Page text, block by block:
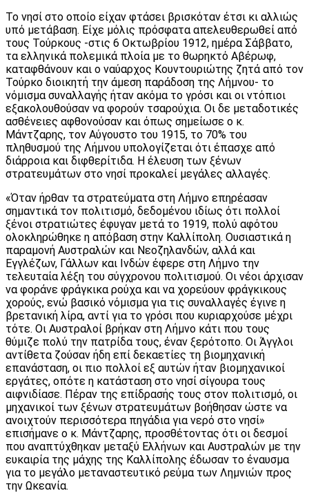
Το νησί στο οποίο είχαν φτάσει βρισκόταν έτσι κι αλλιώς
υπό μετάβαση. Είχε μόλις πρόσφατα απελευθερωθεί από
τους Τούρκους -στις 6 Οκτωβρίου 1912, ημέρα Σάββατο,
τα ελληνικά πολεμικά πλοία με το θωρηκτό Αβέρωφ,
καταφθάνουν και ο ναύαρχος Κουντουριώτης ζητά από τον
Τούρκο διοικητή την άμεση παράδοση της Λήμνου- το
νόμισμα συναλλαγής ήταν ακόμα το γρόσι και οι ντόπιοι
εξακολουθούσαν να φορούν τσαρούχια. Οι δε μεταδοτικές
ασθένειες αφθονούσαν και όπως σημείωσε ο κ.
Μάντζαρης, τον Αύγουστο του 1915, το 70% του
πληθυσμού της Λήμνου υπολογίζεται ότι έπασχε από
διάρροια και διφθερίτιδα. Η έλευση των ξένων
στρατευμάτων στο νησί προκαλεί μεγάλες αλλαγές.
«Όταν ήρθαν τα στρατεύματα στη Λήμνο επηρέασαν
σημαντικά τον πολιτισμό, δεδομένου ιδίως ότι πολλοί
ξένοι στρατιώτες έφυγαν μετά το 1919, πολύ αφότου
ολοκληρώθηκε η απόβαση στην Καλλίπολη. Ουσιαστικά η
παραμονή Αυστραλών και Νεοζηλανδών, αλλά και
Εγγλέζων, Γάλλων και Ινδών έφερε στη Λήμνο την
τελευταία λέξη του σύγχρονου πολιτισμού. Οι νέοι άρχισαν
να φοράνε φράγκικα ρούχα και να χορεύουν φράγκικους
χορούς, ενώ βασικό νόμισμα για τις συναλλαγές έγινε η
βρετανική λίρα, αντί για το γρόσι που κυριαρχούσε μέχρι
τότε. Οι Αυστραλοί βρήκαν στη Λήμνο κάτι που τους
θύμιζε πολύ την πατρίδα τους, έναν ξερότοπο. Οι Άγγλοι
αντίθετα ζούσαν ήδη επί δεκαετίες τη βιομηχανική
επανάσταση, οι πιο πολλοί εξ αυτών ήταν βιομηχανικοί
εργάτες, οπότε η κατάσταση στο νησί σίγουρα τους
αιφνιδίασε. Πέραν της επίδρασής τους στον πολιτισμό, οι
μηχανικοί των ξένων στρατευμάτων βοήθησαν ώστε να
ανοιχτούν περισσότερα πηγάδια για νερό στο νησί»
επισήμανε ο κ. Μάντζαρης, προσθέτοντας ότι οι δεσμοί
που αναπτύχθηκαν μεταξύ Ελλήνων και Αυστραλών με την
ευκαιρία της μάχης της Καλλίπολης έδωσαν το έναυσμα
για το μεγάλο μεταναστευτικό ρεύμα των Λημνιών προς
την Ωκεανία.